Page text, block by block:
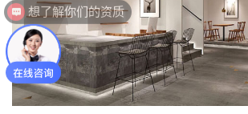
想了解你们的资质